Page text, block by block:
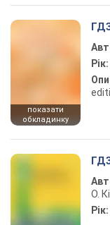
показати
обкладинку
Рік:
О.
Рік: